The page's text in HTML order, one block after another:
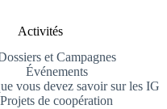
Activités
et Campagnes
Événements
vous devez savoir sur les IG
Projets de coopération